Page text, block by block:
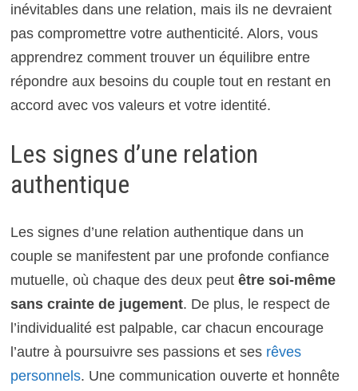
inévitables dans une relation, mais ils ne devraient
pas compromettre votre authenticité. Alors, vous
apprendrez comment trouver un équilibre entre
répondre aux besoins du couple tout en restant en
accord avec vos valeurs et votre identité.
Les signes d’une relation
authentique
Les signes d’une relation authentique dans un
couple se manifestent par une profonde confiance
mutuelle, où chaque des deux peut être soi-même
sans crainte de jugement. De plus, le respect de
l’individualité est palpable, car chacun encourage
l’autre à poursuivre ses passions et ses rêves
personnels. Une communication ouverte et honnête